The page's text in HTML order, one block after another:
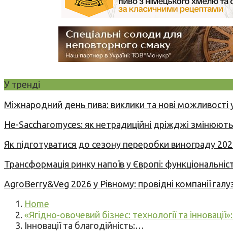
У тренді
Міжнародний день пива: виклики та нові можливості
Не-Saccharomyces: як нетрадиційні дріжджі змінюють
Як підготуватися до сезону переробки винограду
Трансформація ринку напоїв у Європі:
AgroBerry&Veg 2026 у Рівному: провідні компанії
Home
«Ягідно-овочевий бізнес: технології та
Інновації та благодійність:…